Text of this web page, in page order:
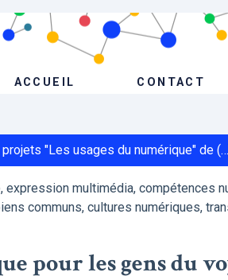
ACCUEIL CONTACT
"Les usages du numérique" de
expression multimédia, compétences
communs, cultures numériques,
pour les gens du